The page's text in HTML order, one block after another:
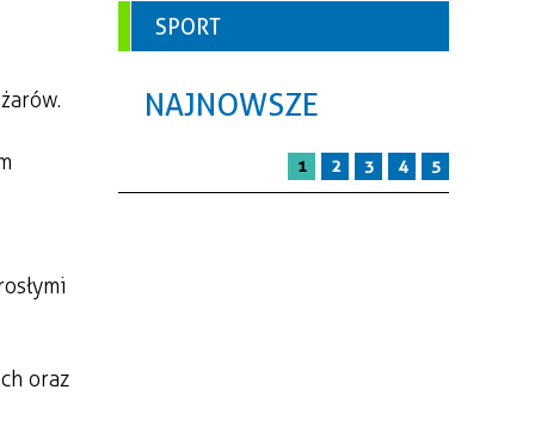
oraz
SPORT
NAJNOWSZE
1 2 3 4 5